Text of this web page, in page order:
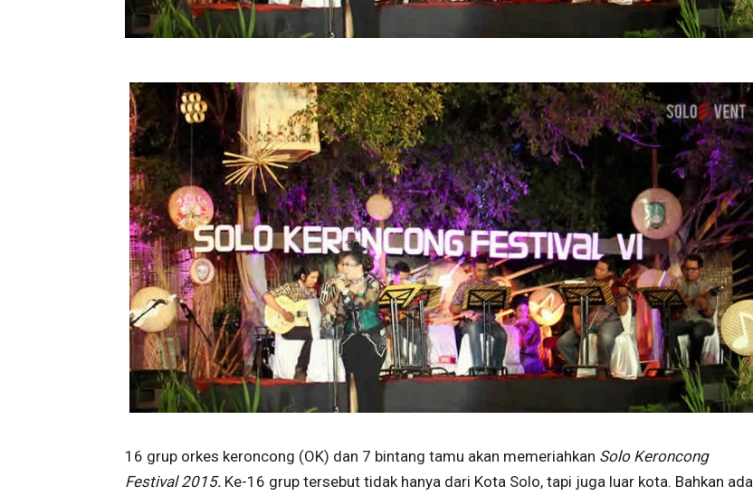
16 grup orkes keroncong (OK) dan 7 bintang tamu akan memeriahkan Solo Keroncong
Festival 2015. Ke-16 grup tersebut tidak hanya dari Kota Solo, tapi juga luar kota. Bahkan ada